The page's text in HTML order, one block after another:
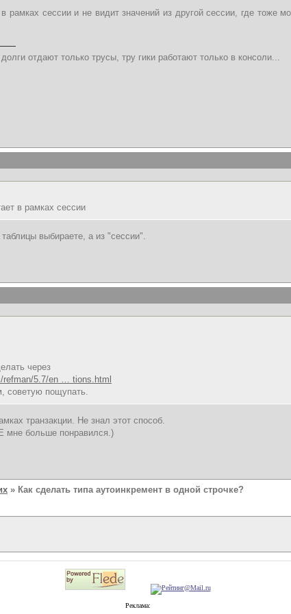
рамках сессии и не видит значений из другой сессии, где тоже
отдают только трусы, тру гики работают только в консоли...
в рамках сессии
выбираете, а из "сессии".
через
refman/5.7/en … tions.html
советую пощупать.
транзакции. Не знал этот способ.
мне больше понравился.)
» Как сделать типа аутоинкремент в одной строчке?
Реклама: